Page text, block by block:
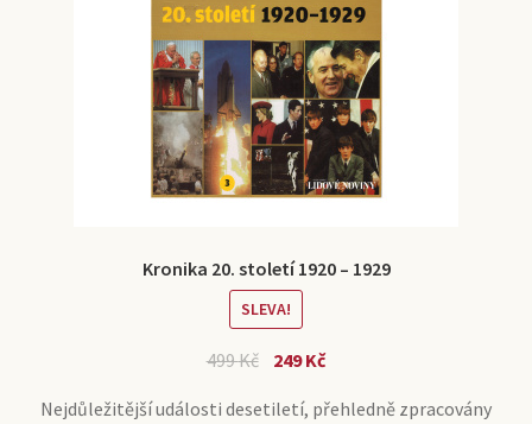
Kronika 20. století 1920 – 1929
SLEVA!
499Kč 249Kč
Nejdůležitější události desetiletí, přehledně zpracovány